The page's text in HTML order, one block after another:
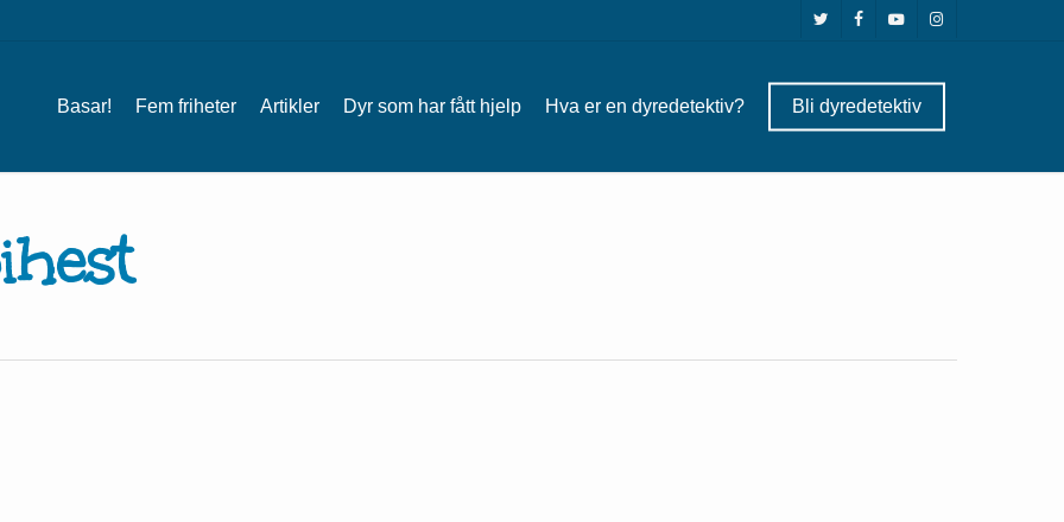
twitter facebookyoutubeinstagram
Basar! Fem friheter Artikler Dyr som har fått hjelp Hva er en dyredetektiv? Bli dyredetektiv